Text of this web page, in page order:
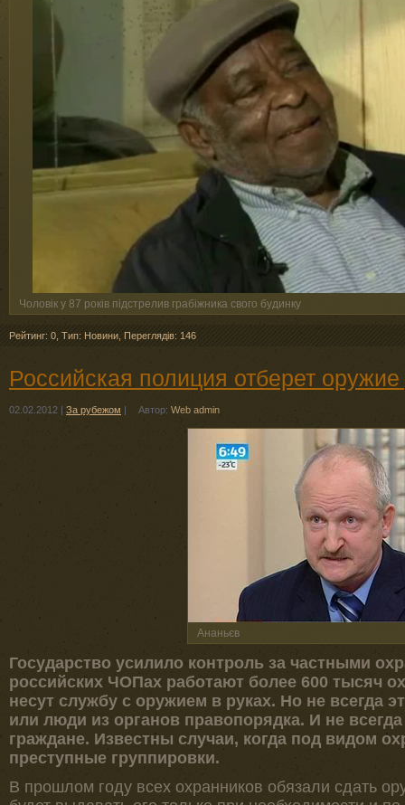
Чоловік у 87 років підстрелив грабіжника свого будинку
Рейтинг: 0 Тип: Новини Переглядів: 146
Российская полиция отберет
02.02.2012 |За рубежом | Автор: Web admin
Ананьєв
Государство усилило контроль за частными
российских ЧОПах работают более 600 тысяч
несут службу с оружием в руках. Но не всегда
или люди из органов правопорядка. И не
граждане. Известны случаи, когда под видом
преступные группировки.
В прошлом году всех охранников обязали сдать